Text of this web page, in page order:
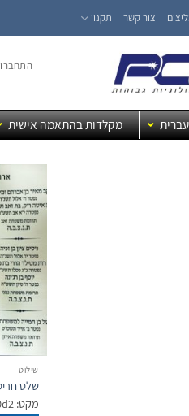
צור קשר תקנון
מקלדות בהתאמה אישית
שילוט
שלט
מקט: 1d5e1da990d2